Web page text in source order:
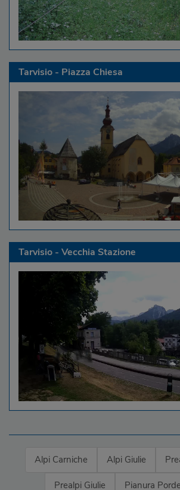
Tarvisio - Piazza Chiesa
Tarvisio - Vecchia Stazione
Alpi Carniche Alpi Giulie
Prealpi Giulie Pianura